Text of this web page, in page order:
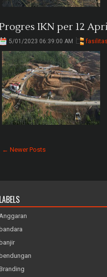
IKN per 12
5/01/2023 06:39:00 AM fasilitas
← Newer Posts
LABELS
bandara
banjir
bendungan